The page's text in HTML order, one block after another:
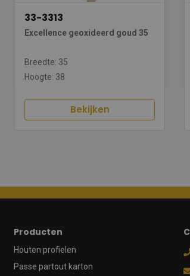
33-3313
Excellence geoxideerd goud 35
Breedte: 35
Hoogte: 38
Bekijken
Producten
Houten profielen
Passe partout karton